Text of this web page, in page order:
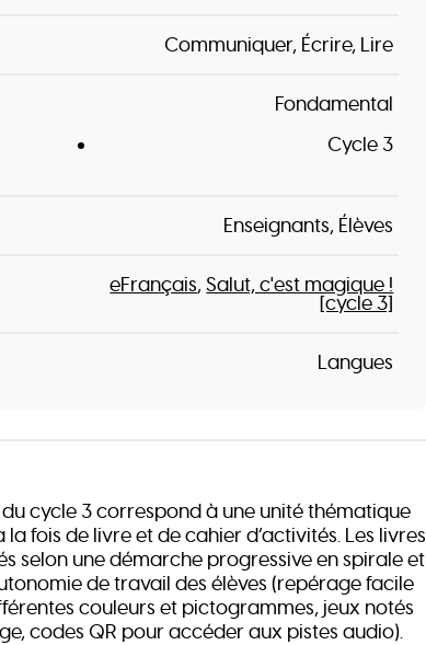
Communiquer Écrire Lire
Fondamental
Cycle 3
Enseignants Élèves
eFrançais Salut, c'est magique !
[cycle 3]
Langues
cycle 3 correspond à une unité thématique
fois de livre et de cahier d’activités. Les livres
selon une démarche progressive en spirale et
de travail des élèves (repérage facile
couleurs et pictogrammes, jeux notés
codes QR pour accéder aux pistes audio).